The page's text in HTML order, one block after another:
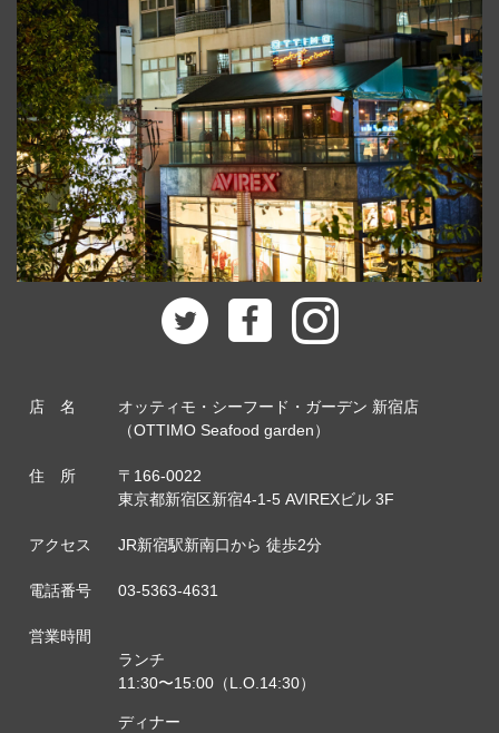
店 名
オッティモ・シーフード・ガーデン 新宿店
（OTTIMO Seafood garden）
住 所
〒166-0022
東京都新宿区新宿4-1-5 AVIREXビル 3F
アクセス JR新宿駅新南口から 徒歩2分
電話番号 03-5363-4631
営業時間
ランチ
11:30〜15:00（L.O.14:30）
ディナー